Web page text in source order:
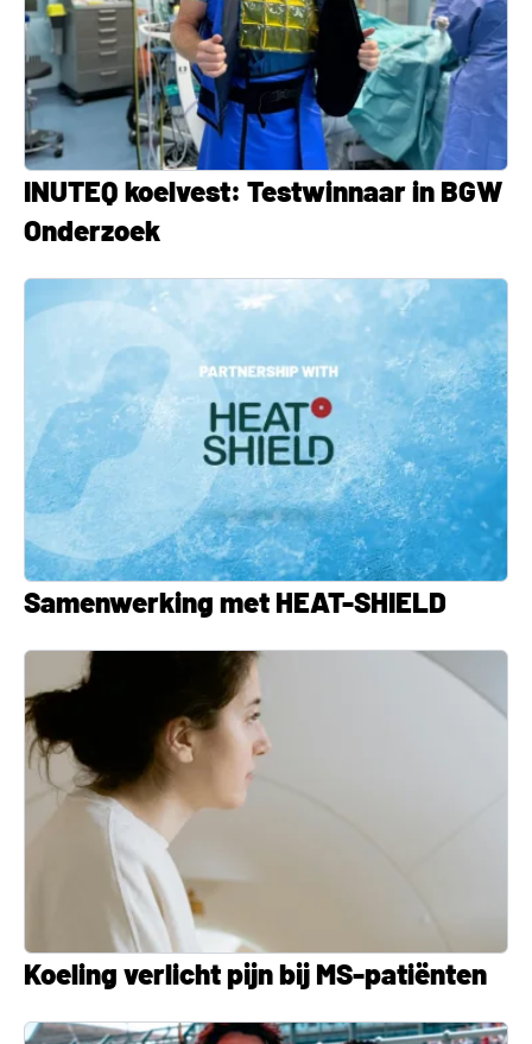
INUTEQ koelvest: Testwinnaar in BGW
Onderzoek
Samenwerking met HEAT-SHIELD
Koeling verlicht pijn bij MS-patiënten